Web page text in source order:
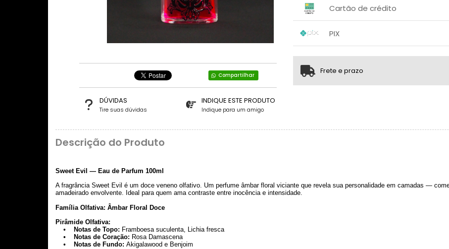
Compartilhar
DÚVIDAS
Tire suas dúvidas
INDIQUE ESTE PRODUTO
Indique para um amigo
Cartão de crédito
2x sem juros de R$ 69,95
PIX
...
Frete e prazo
Descrição do Produto
Sweet Evil — Eau de Parfum 100ml
A fragrância Sweet Evil é um doce veneno olfativo. Um perfume âmbar floral viciante que revela sua personalidade em camadas —
amadeirado envolvente. Ideal para quem ama contraste entre inocência e intensidade.
Família Olfativa: Âmbar Floral Doce
Pirâmide Olfativa:
• Notas de Topo: Framboesa suculenta, Lichia fresca
• Notas de Coração: Rosa Damascena
• Notas de Fundo: Akigalawood e Benjoim